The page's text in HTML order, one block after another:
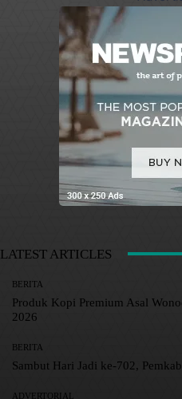
LATEST ARTICLES
BERITA
Produk Kopi Premium Asal
2026
BERITA
Sambut Hari Jadi ke-702,
ADVERTORIAL